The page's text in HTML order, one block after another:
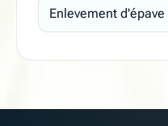
Enlevement